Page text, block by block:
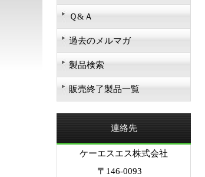
Ｑ&Ａ
過去のメルマガ
製品検索
販売終了製品一覧
連絡先
ケーエスエス株式会社
〒146-0093